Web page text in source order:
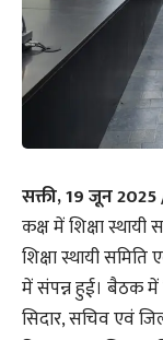
सक्ती, 19 जून
कक्ष में शिक्षा
शिक्षा स्थायी
में संपन्न हुई। बैठक में
सिदार, सचिव एवं